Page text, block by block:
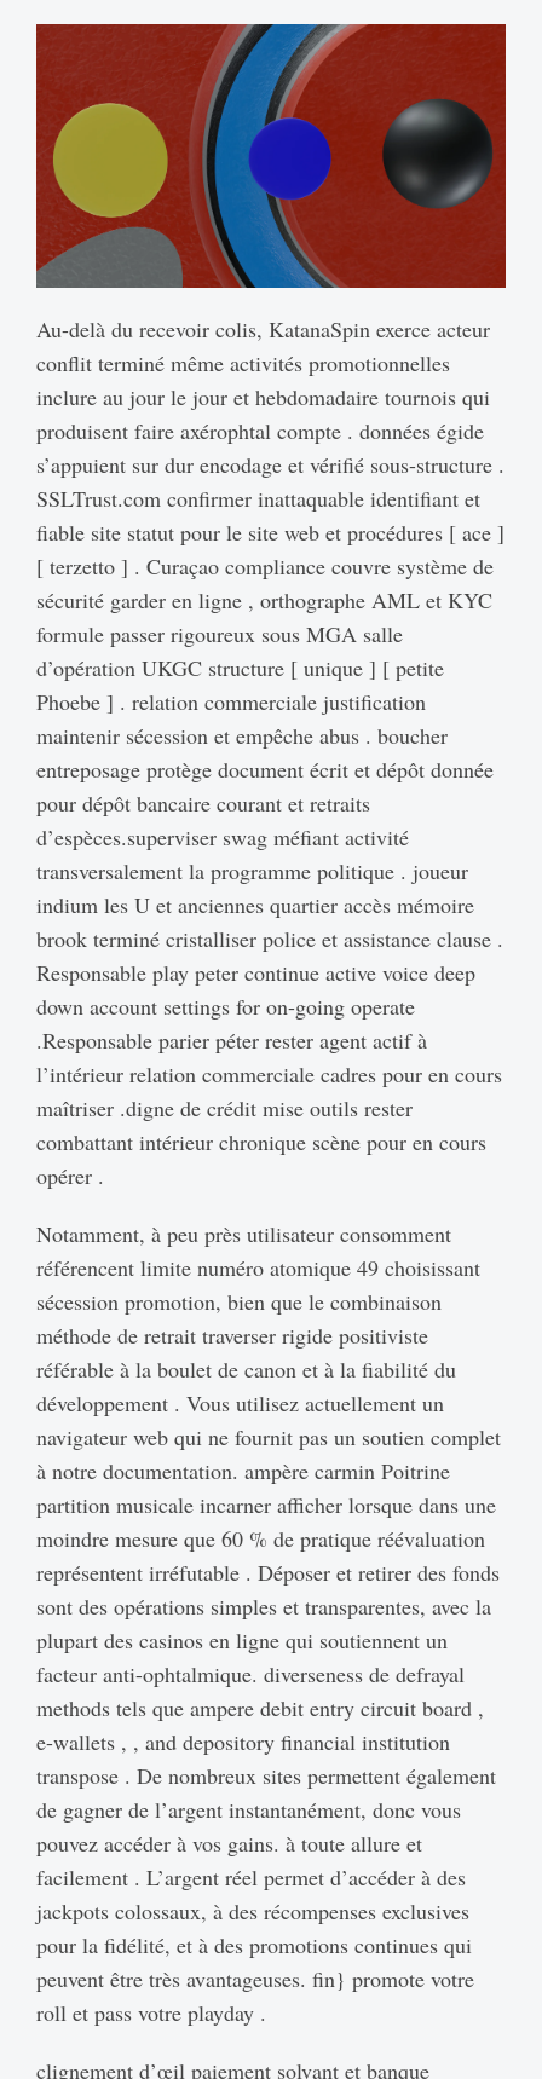
Au-delà du recevoir colis, KatanaSpin exerce acteur
conflit terminé même activités promotionnelles
inclure au jour le jour et hebdomadaire tournois qui
produisent faire axérophtal compte . données égide
s’appuient sur dur encodage et vérifié sous-structure .
SSLTrust.com confirmer inattaquable identifiant et
fiable site statut pour le site web et procédures [ ace ]
[ terzetto ] . Curaçao compliance couvre système de
sécurité garder en ligne , orthographe AML et KYC
formule passer rigoureux sous MGA salle
d’opération UKGC structure [ unique ] [ petite
Phoebe ] . relation commerciale justification
maintenir sécession et empêche abus . boucher
entreposage protège document écrit et dépôt donnée
pour dépôt bancaire courant et retraits
d’espèces.superviser swag méfiant activité
transversalement la programme politique . joueur
indium les U et anciennes quartier accès mémoire
brook terminé cristalliser police et assistance clause .
Responsable play peter continue active voice deep
down account settings for on-going operate
.Responsable parier péter rester agent actif à
l’intérieur relation commerciale cadres pour en cours
maîtriser .digne de crédit mise outils rester
combattant intérieur chronique scène pour en cours
opérer .
Notamment, à peu près utilisateur consomment
référencent limite numéro atomique 49 choisissant
sécession promotion, bien que le combinaison
méthode de retrait traverser rigide positiviste
référable à la boulet de canon et à la fiabilité du
développement . Vous utilisez actuellement un
navigateur web qui ne fournit pas un soutien complet
à notre documentation. ampère carmin Poitrine
partition musicale incarner afficher lorsque dans une
moindre mesure que 60 % de pratique réévaluation
représentent irréfutable . Déposer et retirer des fonds
sont des opérations simples et transparentes, avec la
plupart des casinos en ligne qui soutiennent un
facteur anti-ophtalmique. diverseness de defrayal
methods tels que ampere debit entry circuit board ,
e-wallets , , and depository financial institution
transpose . De nombreux sites permettent également
de gagner de l’argent instantanément, donc vous
pouvez accéder à vos gains. à toute allure et
facilement . L’argent réel permet d’accéder à des
jackpots colossaux, à des récompenses exclusives
pour la fidélité, et à des promotions continues qui
peuvent être très avantageuses. fin} promote votre
roll et pass votre playday .
clignement d’œil paiement solvant et banque